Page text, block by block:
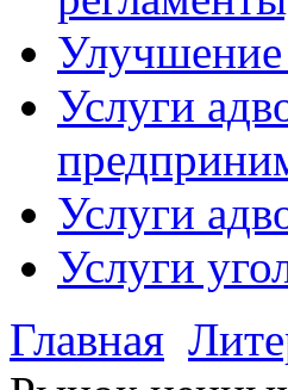
Услуги
Услуги
Услуги
Главная